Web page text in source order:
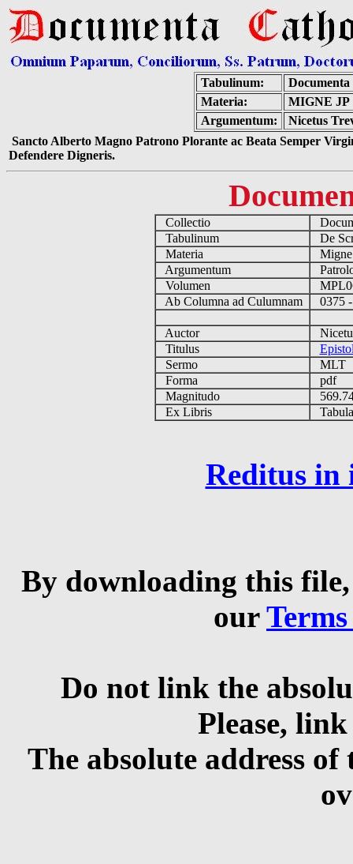
Tabulinum:
Materia:
MIGNE JP
Argumentum:
Nicetus
Sancto Alberto Magno Patrono Plorante ac Beata Semper
Defendere Digneris.
Collectio
Tabulinum
De
Materia
Argumentum
Volumen
Ab Columna ad Culumnam
0375
Auctor
Titulus
Sermo
MLT
Forma
pdf
Magnitudo
Ex Libris
Reditus in
By downloading this
our
Do not link the
Please,
The absolute address